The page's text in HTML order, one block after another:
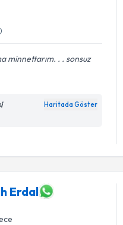
minnettarım. . . sonsuz
Haritada Göster
Erdal